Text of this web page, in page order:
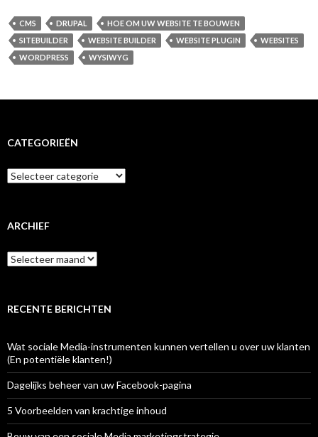
CMS DRUPAL
HOE OM UW WEBSITE TE BOUWEN
SITEBUILDER
WEBSITE BUILDER WEBSITE PLUGIN
WEBSITES
WORDPRESS
WYSIWYG
CATEGORIEËN
Categorieën
ARCHIEF
Archief
RECENTE BERICHTEN
Wat sociale Media-instrumenten kunnen vertellen u over uw klanten
(En potentiële klanten!)
Dagelijks beheer van uw Facebook-pagina
5 Voorbeelden van krachtige inhoud